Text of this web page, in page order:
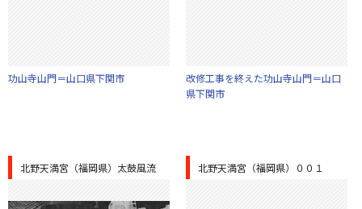
功山寺山門＝山口県下関市
改修工事を終えた功山寺山門＝山口
県下関市
北野天満宮（福岡県）太鼓風流 北野天満宮（福岡県）００１